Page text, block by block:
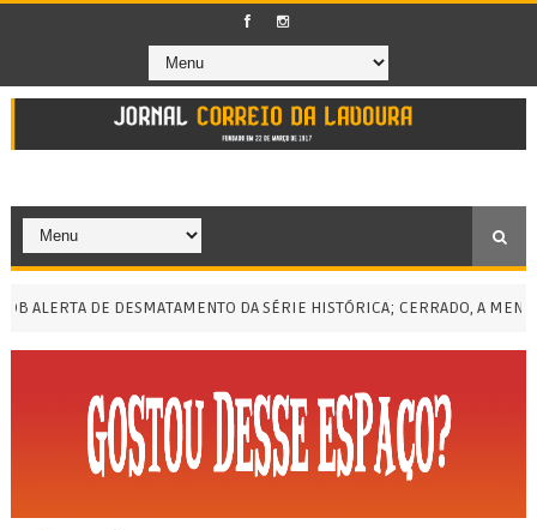
DE DESMATAMENTO DA SÉRIE HISTÓRICA; CERRADO, A MENOR